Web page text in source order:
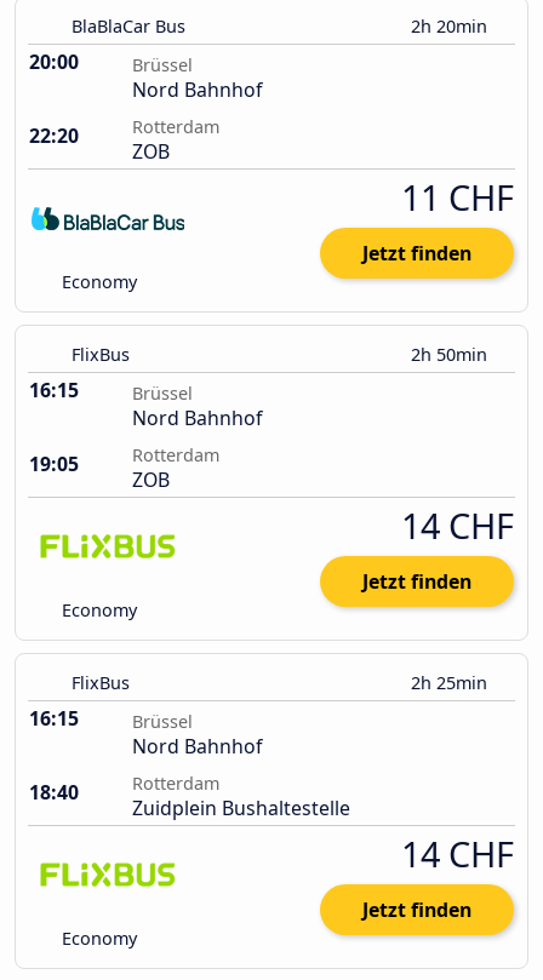
BlaBlaCar Bus 2h 20min
20:00 Brüssel
Nord Bahnhof
22:20
Rotterdam
ZOB
Economy
11 CHF
Jetzt finden
FlixBus 2h 50min
16:15 Brüssel
Nord Bahnhof
19:05
Rotterdam
ZOB
Economy
14 CHF
Jetzt finden
FlixBus 2h 25min
16:15 Brüssel
Nord Bahnhof
18:40
Rotterdam
Zuidplein Bushaltestelle
Economy
14 CHF
Jetzt finden